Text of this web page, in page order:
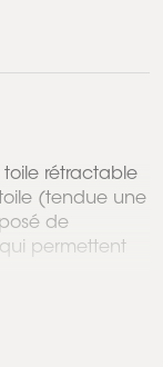
rétractable
(tendue une
de
permettent